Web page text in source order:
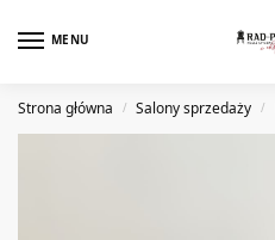
MENU
Strona główna / Salony sprzedaży /